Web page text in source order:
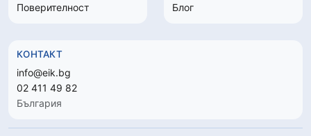
Поверителност
Блог
КОНТАКТ
info@eik.bg
02 411 49 82
България